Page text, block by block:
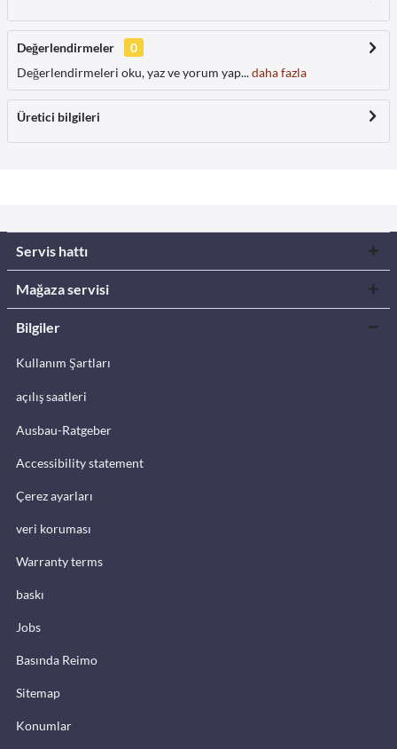
Değerlendirmeler
0
Değerlendirmeleri oku, yaz ve yorum yap...daha fazla
Üretici bilgileri
Servis hattı
Mağaza servisi
Bilgiler
Kullanım Şartları
açılış saatleri
Ausbau-Ratgeber
Accessibility statement
Çerez ayarları
veri koruması
Warranty terms
baskı
Jobs
Basında Reimo
Sitemap
Konumlar